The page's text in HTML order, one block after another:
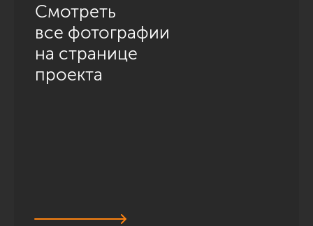
Смотреть
все фотографии
на странице
проекта